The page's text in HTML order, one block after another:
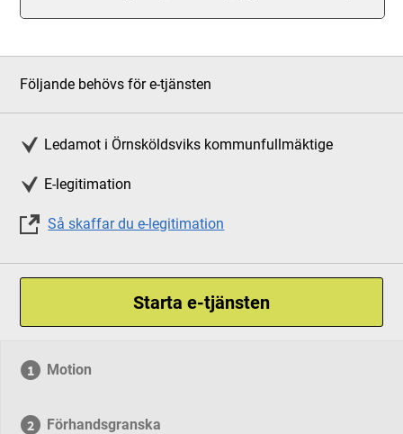
Följande behövs för e-tjänsten
Ledamot i Örnsköldsviks kommunfullmäktige
E-legitimation
Så skaffar du e-legitimation
Starta e-tjänsten
Motion
Förhandsgranska